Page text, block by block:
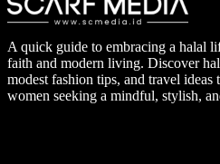
A quick guide to embracing a halal
faith and modern living. Discover
modest fashion tips, and travel
women seeking a mindful, stylish,